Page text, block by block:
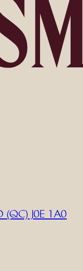
(QC) J0E 1A0